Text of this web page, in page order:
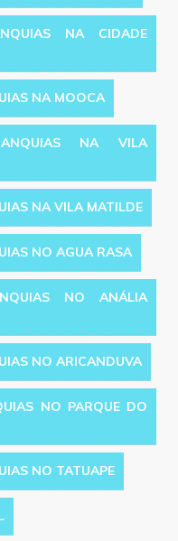
NA CIDADE
NA MOOCA
NA VILA
NA VILA MATILDE
NO AGUA RASA
NO ANÁLIA
NO ARICANDUVA
NO PARQUE DO
NO TATUAPE